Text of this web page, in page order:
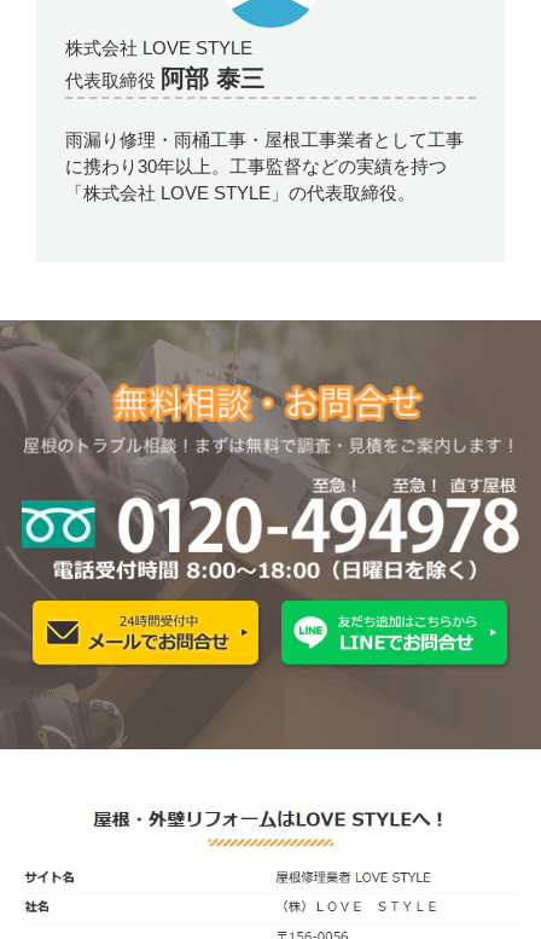
株式会社 LOVE STYLE
代表取締役 阿部 泰三
雨漏り修理・雨桶工事・屋根工事業者として工事
に携わり30年以上。工事監督などの実績を持つ
「株式会社 LOVE STYLE」の代表取締役。